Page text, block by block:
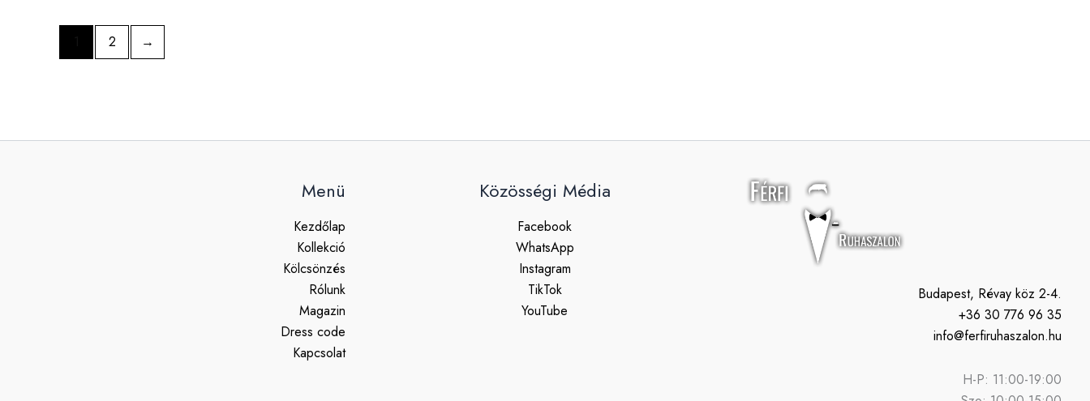
2 →
Menü
Kezdőlap
Kollekció
Kölcsönzés
Rólunk
Magazin
Dress code
Kapcsolat
Közösségi Média
Facebook
WhatsApp
Instagram
TikTok
YouTube
Budapest, Révay köz 2-4.
+36 30 776 96 35
info@ferfiruhaszalon.hu
H-P: 11:00-19:00